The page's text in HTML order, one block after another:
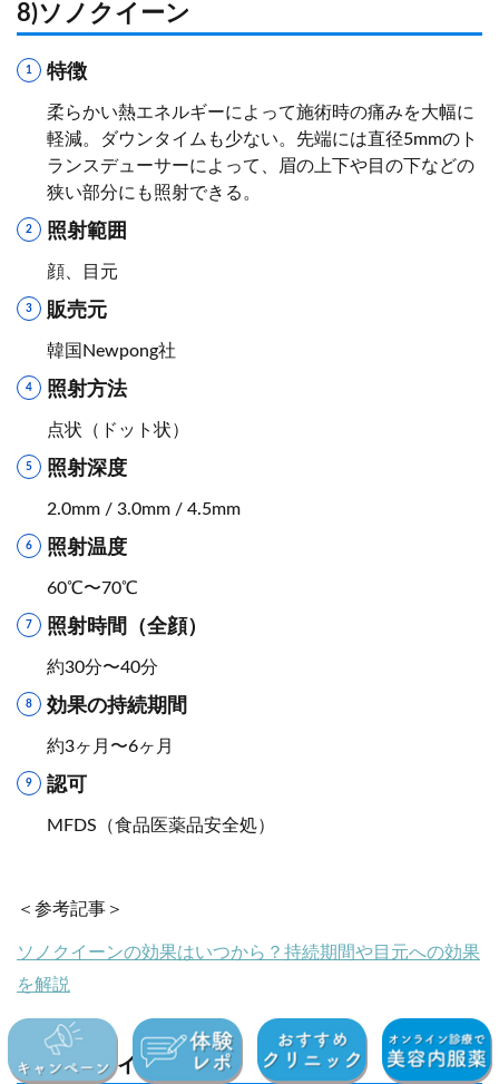
8)ソノクイーン
特徴
柔らかい熱エネルギーによって施術時の痛みを大幅に
軽減。ダウンタイムも少ない。先端には直径5mmのト
ランスデューサーによって、眉の上下や目の下などの
狭い部分にも照射できる。
照射範囲
顔、目元
販売元
韓国Newpong社
照射方法
点状（ドット状）
照射深度
2.0mm / 3.0mm / 4.5mm
照射温度
60℃〜70℃
照射時間（全顔）
約30分〜40分
効果の持続期間
約3ヶ月〜6ヶ月
認可
MFDS（食品医薬品安全処）
＜参考記事＞
ソノクイーンの効果はいつから？持続期間や目元への効果
を解説
9)ユーティムスA3